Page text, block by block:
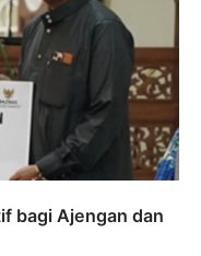
bagi Ajengan dan